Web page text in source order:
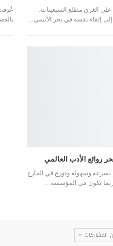
أوشكت سفينة Mushi Production على الغرق مطلع السبعينات،
إلقاء نفسه في بحر الأنيمي…
بسرعة وسهولة وتوزع في الخارج
وربما تكون هي المؤسسة…
المشاركات